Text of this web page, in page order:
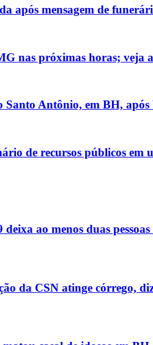
após mensagem de
nas próximas horas; veja
Antônio, em BH, após
de recursos públicos em
ao menos duas
da CSN atinge córrego,